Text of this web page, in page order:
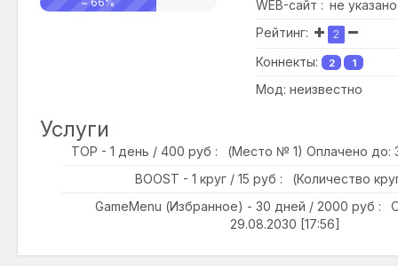
WEB-сайт : не указано
Рейтинг:
2
Коннекты: 2 1
Мод: неизвестно
Услуги
TOP - 1 день / 400 руб : (Место № 1) Оплачено до:
BOOST - 1 круг / 15 руб : (Количество
GameMenu (Избранное) - 30 дней / 2000 руб :
29.08.2030 [17:56]